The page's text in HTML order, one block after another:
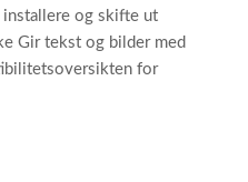
og skifte ut
Gir tekst og bilder med
for